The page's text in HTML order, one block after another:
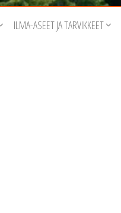
ILMA-ASEET JA TARVIKKEET